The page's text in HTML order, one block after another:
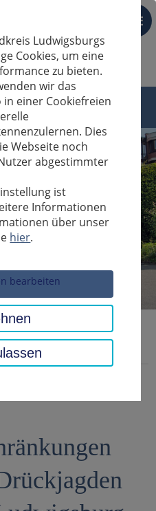
DE
Aktuelles
Ludwigsburgs
Cookies, um eine
zu bieten.
wir das
einer Cookiefreien
Dies
Webseite noch
abgestimmter
ist
Informationen
über unser
hier.
bearbeiten